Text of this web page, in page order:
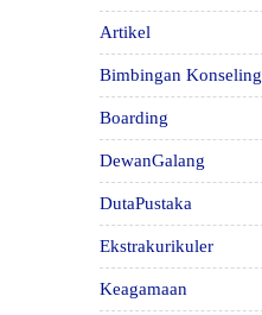
Artikel
Bimbingan Konseling
Boarding
DewanGalang
DutaPustaka
Ekstrakurikuler
Keagamaan